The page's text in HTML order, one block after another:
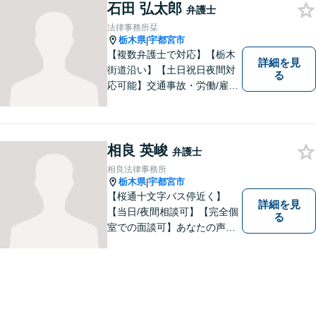
通事故／遺産相続／借金問題
／企業法務／離婚問題などさ
まざまな分野に力を入れてお
ります。
石田 弘太郎 弁護士
法律事務所栞
栃木県|宇都宮市
【複数弁護士で対応】【栃木
街道沿い】【土日祝日夜間対
応可能】交通事故・労働/雇用
い。
詳細を見
る
相良 英峻 弁護士
相良法律事務所
栃木県|宇都宮市
【桜通十文字バス停近く】
【当日/夜間相談可】【完全個
室での面談可】あなたの声を
詳細を見
る